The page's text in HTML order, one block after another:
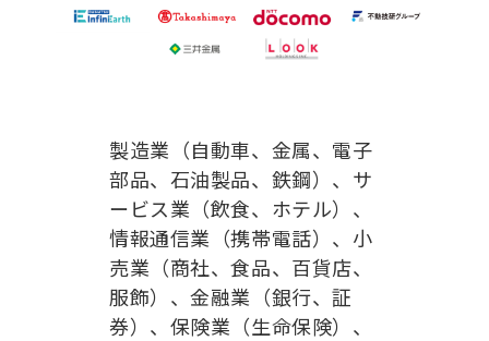
製造業（自動車、金属、電子
部品、石油製品、鉄鋼）、サ
ービス業（飲食、ホテル）、
情報通信業（携帯電話）、小
売業（商社、食品、百貨店、
服飾）、金融業（銀行、証
券）、保険業（生命保険）、